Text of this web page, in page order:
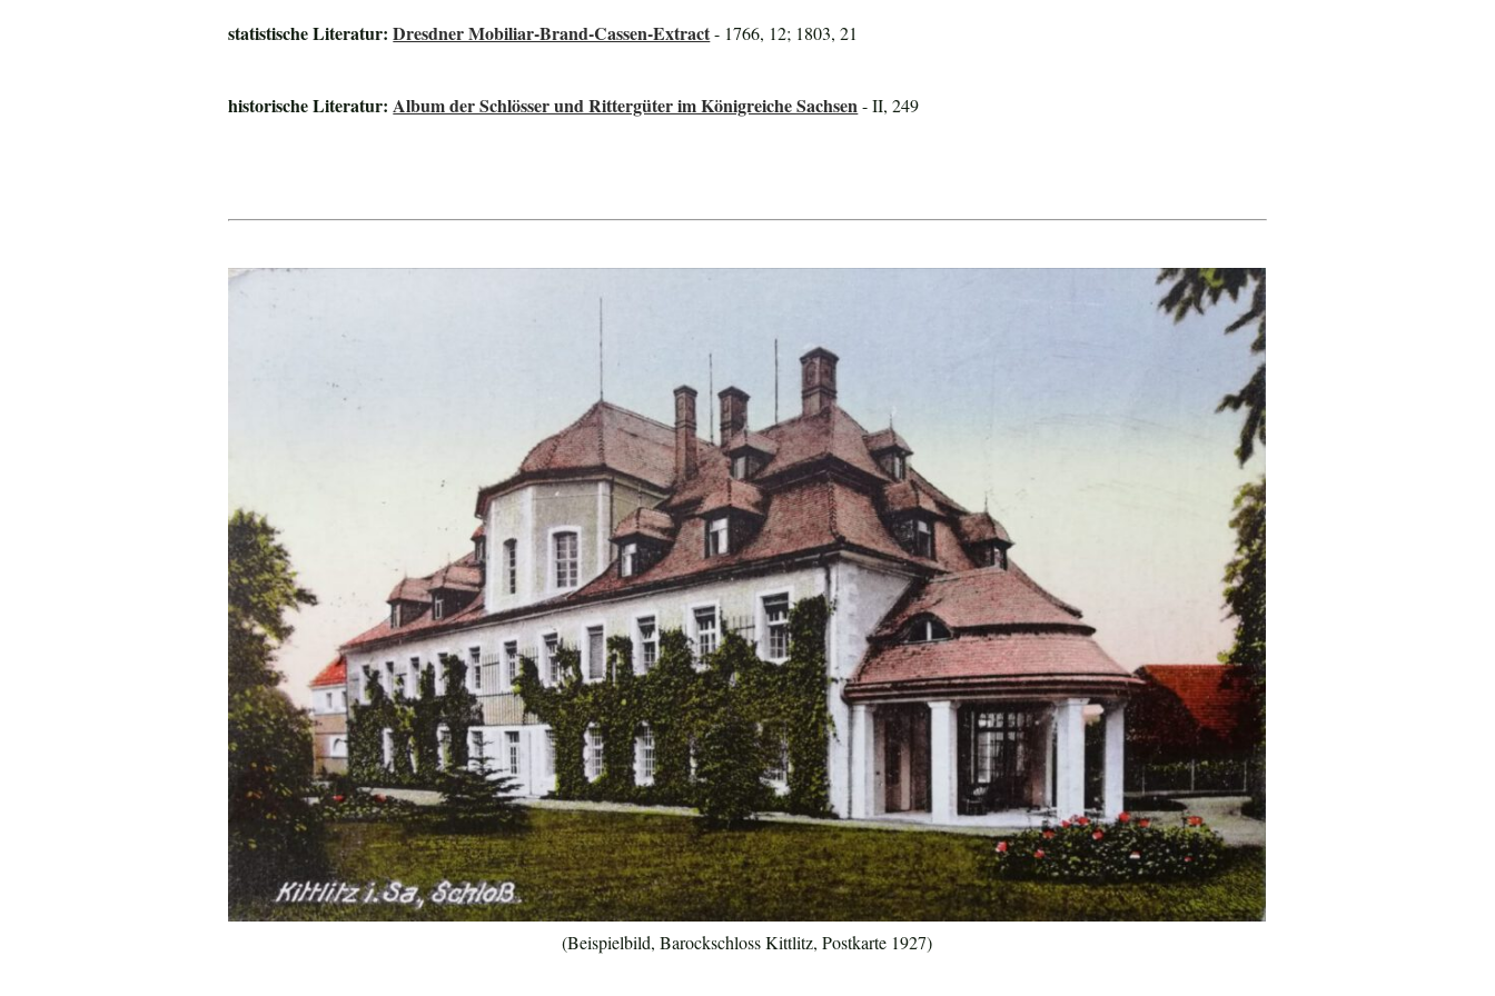
statistische Literatur:Dresdner Mobiliar-Brand-Cassen-Extract- 1766, 12; 1803, 21
historische Literatur:Album der Schlösser und Rittergüter im Königreiche Sachsen- II, 249
(Beispielbild, Barockschloss Kittlitz, Postkarte 1927)